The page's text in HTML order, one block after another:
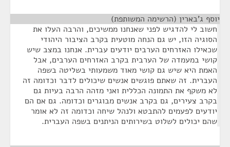
יוסף ג'בארין (הרשימה המשותפת)
חשוב לי להדגיש לפני שאנחנו ממשיכים, והרבה העלו את
הסוגיה הזו, יש גם הנחה מוטעית בקרב הציבור היהודי
שכאילו האזרחים הערבים יודעים עברית. אנחנו במצב שיש
קושי במעמדה של הערבית בקרב האזרחים הערבים, אבל
האמת היא שיש גם קושי מאוד משמעותי בשליטה בשפה
העברית. זה שאתם פוגשים אנשים שיכולים לדבר וכדומה זה
לא משקף את התמונה הכללית ואני מזהה הרבה בעיות גם
בקרב צעירים, גם בקרב אנשים מבוגרים וכדומה. גם אם הם
יודעים לפעמים להתבטא ולנהל שיחה וכדומה זה לא אומר
שהם יכולים לשלוט בשירותים הניתנים בשפה העברית.